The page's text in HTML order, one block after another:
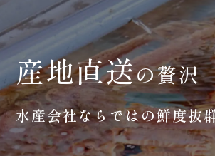
産地直送の贅沢
水産会社ならではの鮮度抜